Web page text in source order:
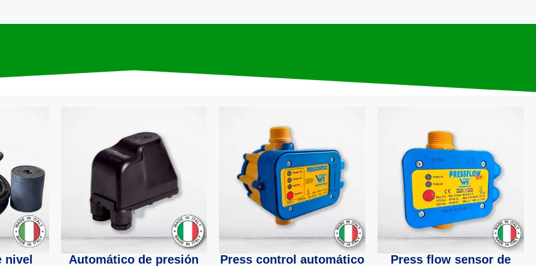
nivel
Automático de presión
Press control automático
Press flow sensor de